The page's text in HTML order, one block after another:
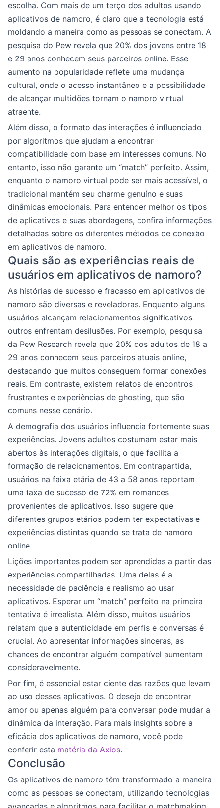
escolha. Com mais de um terço dos adultos usando
aplicativos de namoro, é claro que a tecnologia está
moldando a maneira como as pessoas se conectam. A
pesquisa do Pew revela que 20% dos jovens entre 18
e 29 anos conhecem seus parceiros online. Esse
aumento na popularidade reflete uma mudança
cultural, onde o acesso instantâneo e a possibilidade
de alcançar multidões tornam o namoro virtual
atraente.
Além disso, o formato das interações é influenciado
por algoritmos que ajudam a encontrar
compatibilidade com base em interesses comuns. No
entanto, isso não garante um “match” perfeito. Assim,
enquanto o namoro virtual pode ser mais acessível, o
tradicional mantém seu charme genuíno e suas
dinâmicas emocionais. Para entender melhor os tipos
de aplicativos e suas abordagens, confira informações
detalhadas sobre os diferentes métodos de conexão
em aplicativos de namoro.
Quais são as experiências reais de
usuários em aplicativos de namoro?
As histórias de sucesso e fracasso em aplicativos de
namoro são diversas e reveladoras. Enquanto alguns
usuários alcançam relacionamentos significativos,
outros enfrentam desilusões. Por exemplo, pesquisa
da Pew Research revela que 20% dos adultos de 18 a
29 anos conhecem seus parceiros atuais online,
destacando que muitos conseguem formar conexões
reais. Em contraste, existem relatos de encontros
frustrantes e experiências de ghosting, que são
comuns nesse cenário.
A demografia dos usuários influencia fortemente suas
experiências. Jovens adultos costumam estar mais
abertos às interações digitais, o que facilita a
formação de relacionamentos. Em contrapartida,
usuários na faixa etária de 43 a 58 anos reportam
uma taxa de sucesso de 72% em romances
provenientes de aplicativos. Isso sugere que
diferentes grupos etários podem ter expectativas e
experiências distintas quando se trata de namoro
online.
Lições importantes podem ser aprendidas a partir das
experiências compartilhadas. Uma delas é a
necessidade de paciência e realismo ao usar
aplicativos. Esperar um “match” perfeito na primeira
tentativa é irrealista. Além disso, muitos usuários
relatam que a autenticidade em perfis e conversas é
crucial. Ao apresentar informações sinceras, as
chances de encontrar alguém compatível aumentam
consideravelmente.
Por fim, é essencial estar ciente das razões que levam
ao uso desses aplicativos. O desejo de encontrar
amor ou apenas alguém para conversar pode mudar a
dinâmica da interação. Para mais insights sobre a
eficácia dos aplicativos de namoro, você pode
conferir esta matéria da Axios.
Conclusão
Os aplicativos de namoro têm transformado a maneira
como as pessoas se conectam, utilizando tecnologias
avançadas e algoritmos para facilitar o matchmaking.